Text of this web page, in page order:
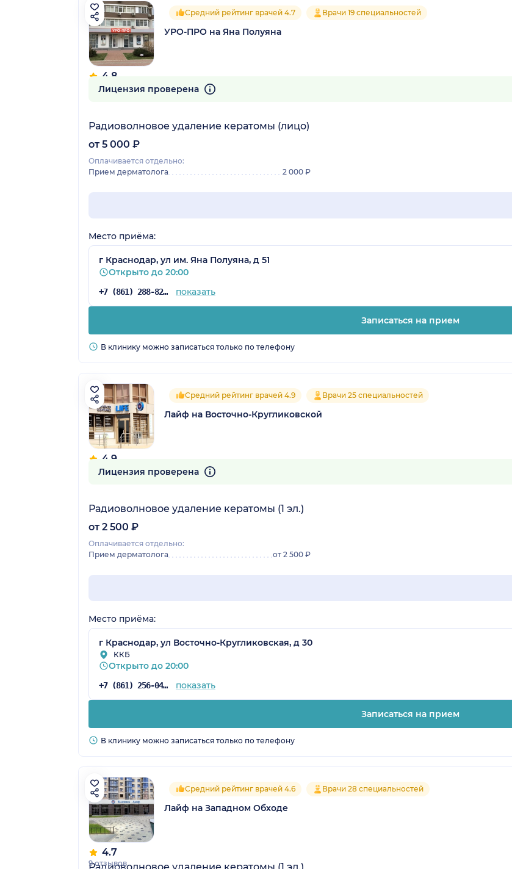
4.8
44 отзыва
Средний рейтинг врачей 4.7 Врачи 19 специальностей
УРО-ПРО на Яна Полуяна
Лицензия проверена
Радиоволновое удаление кератомы (лицо)
от 5 000 ₽
Оплачивается отдельно:
Прием дерматолога
2 000 ₽
Место приёма:
г Краснодар, ул им. Яна Полуяна, д 51
Открыто до 20:00
+7 (861) 288-82-96 показать
Записаться на прием
В клинику можно записаться только по телефону
4.9
39 отзывов
Средний рейтинг врачей 4.9 Врачи 25 специальностей
Лайф на Восточно-Кругликовской
Лицензия проверена
Радиоволновое удаление кератомы (1 эл.)
от 2 500 ₽
Оплачивается отдельно:
Прием дерматолога
от 2 500 ₽
Место приёма:
г Краснодар, ул Восточно-Кругликовская, д 30
ККБ
Открыто до 20:00
+7 (861) 256-04-07 показать
Записаться на прием
В клинику можно записаться только по телефону
4.7
9 отзывов
Средний рейтинг врачей 4.6 Врачи 28 специальностей
Лайф на Западном Обходе